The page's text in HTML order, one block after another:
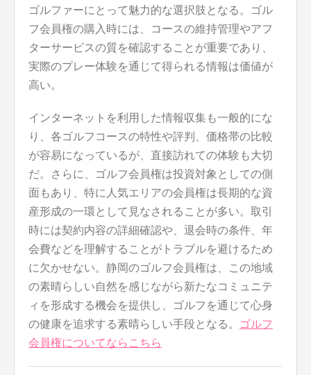
ゴルファーにとって魅力的な選択肢となる。ゴル
フ会員権の購入時には、コースの維持管理やアフ
ターサービスの質を確認することが重要であり、
実際のプレー体験を通じて得られる情報は価値が
高い。
インターネットを利用した情報収集も一般的にな
り、各ゴルフコースの特性や評判、価格帯の比較
が容易になっているが、直接訪れての体験も大切
だ。さらに、ゴルフ会員権は投資対象としての側
面もあり、特に人気エリアの会員権は長期的な資
産形成の一環として見なされることが多い。取引
時には契約内容の詳細確認や、退会時の条件、年
会費などを理解することがトラブルを避けるため
に欠かせない。静岡のゴルフ会員権は、この地域
の素晴らしい自然を感じながら新たなコミュニテ
ィを形成する機会を提供し、ゴルフを通じて心身
の健康を追求する素晴らしい手段となる。
ゴルフ
会員権についてならこちら